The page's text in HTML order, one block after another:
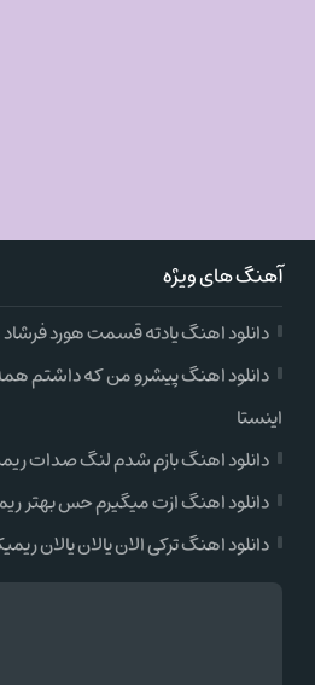
آهنگ های ویژه
دانلود اهنگ یادته قسمت هورد
دانلود اهنگ پیشرو من که داشتم
اینستا
دانلود اهنگ بازم شدم لنگ صدات
دانلود اهنگ ازت میگیرم حس بهتر
دانلود اهنگ ترکی الان یالان یالان